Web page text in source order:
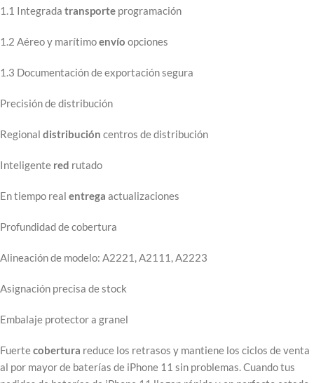
1.1 Integrada transporte programación
1.2 Aéreo y marítimoenvío opciones
1.3 Documentación de exportación segura
Precisión de distribución
Regional distribución centros de distribución
Inteligente red rutado
En tiempo real entrega actualizaciones
Profundidad de cobertura
Alineación de modelo: A2221, A2111, A2223
Asignación precisa de stock
Embalaje protector a granel
Fuertecobertura reduce los retrasos y mantiene los ciclos de venta
al por mayor de baterías de iPhone 11 sin problemas. Cuando tus